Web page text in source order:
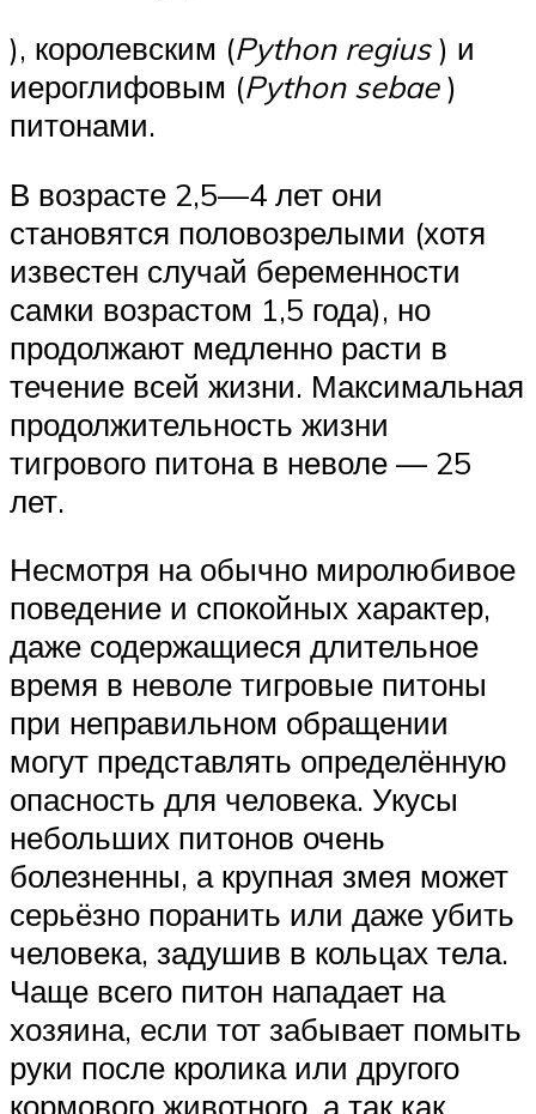
), королевским (Python regius) и
иероглифовым (Python sebae)
питонами.
В возрасте 2,5—4 лет они
становятся половозрелыми (хотя
известен случай беременности
самки возрастом 1,5 года), но
продолжают медленно расти в
течение всей жизни. Максимальная
продолжительность жизни
тигрового питона в неволе — 25
лет.
Несмотря на обычно миролюбивое
поведение и спокойных характер,
даже содержащиеся длительное
время в неволе тигровые питоны
при неправильном обращении
могут представлять определённую
опасность для человека. Укусы
небольших питонов очень
болезненны, а крупная змея может
серьёзно поранить или даже убить
человека, задушив в кольцах тела.
Чаще всего питон нападает на
хозяина, если тот забывает помыть
руки после кролика или другого
кормового животного, а так как